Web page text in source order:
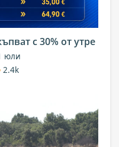
с 30% от утре
юли
2.4k